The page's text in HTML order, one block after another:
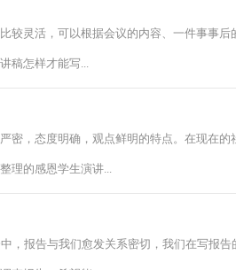
较灵活，可以根据会议的内容、一件事事
稿怎样才能写...
密，态度明确，观点鲜明的特点。在现在
理的感恩学生演讲...
，报告与我们愈发关系密切，我们在写报